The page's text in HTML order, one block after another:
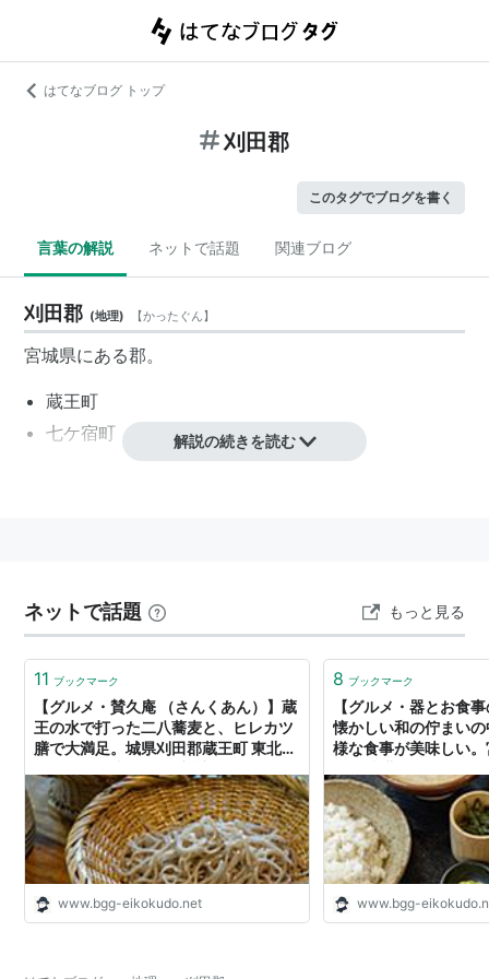
はてなブログ トップ
刈田郡
このタグでブログを書く
言葉の解説 ネットで話題 関連ブログ
刈田郡 (地理) 【かったぐん】
宮城県にある郡。
蔵王町
七ケ宿町
解説の続きを読む
ネットで話題 もっと見る
11 ブックマーク
【グルメ・賛久庵 （さんくあん）】蔵
王の水で打った二八蕎麦と、ヒレカツ
膳で大満足。城県刈田郡蔵王町 東北道
Eikokudo Rockets
www.bgg-eikokudo.net
8 ブックマーク
【グルメ・器とお食
懐かしい和の佇まい
様な食事が美味しい
問 - Eikokudo
www.bgg-